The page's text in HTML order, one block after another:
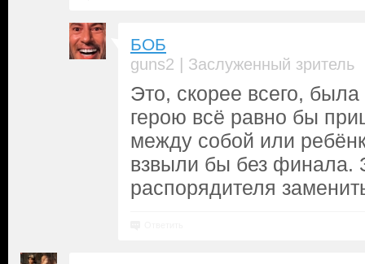
БОБ
guns2 | Заслуженный зритель
Это, скорее всего,
герою всё равно бы
между собой или
взвыли бы без финала.
распорядителя